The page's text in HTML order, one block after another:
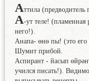
Аттила (предводитель
A-ут теле! (пламенная
него!).
Анапа- өнө пы! (это
Шумит прибой.
Аспирант - йасып
учился писать!).